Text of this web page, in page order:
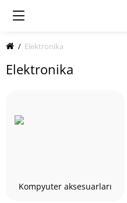
Elektronika
Elektronika
Kompyuter aksesuarları